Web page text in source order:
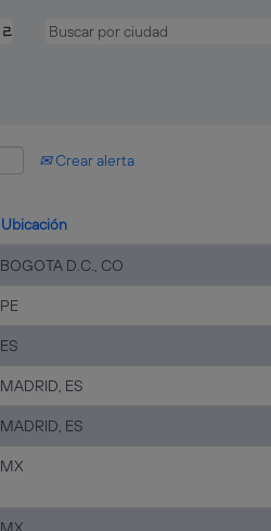
Crear alerta
Ubicación
BOGOTA D.C., CO
PE
ES
MADRID, ES
MADRID, ES
MX